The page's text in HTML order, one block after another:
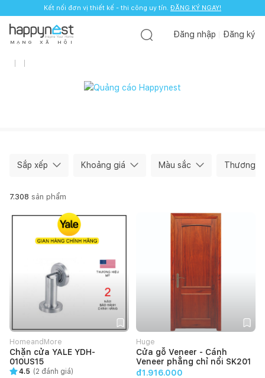
Kết nối đơn vị thiết kế - thi công uy tín. ĐĂNG KÝ NGAY!
M Ạ N G X Ã H Ộ I
Đăng nhập Đăng ký
Sắp xếp Khoảng giá Màu sắc Thương
7.308 sản phẩm
HomeandMore
Chặn cửa YALE YDH-
010US15
4.5 (2 đánh giá)
Huge
Cửa gỗ Veneer - Cánh
Veneer phẳng chỉ nổi SK201
đ1.916.000